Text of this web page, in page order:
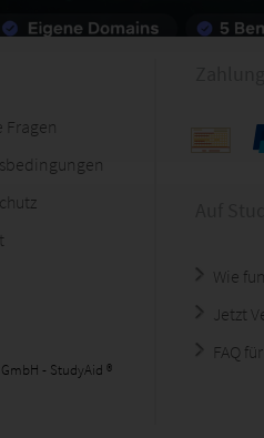
Fragen
- StudyAid ®
Wie
Jetzt
FAQ